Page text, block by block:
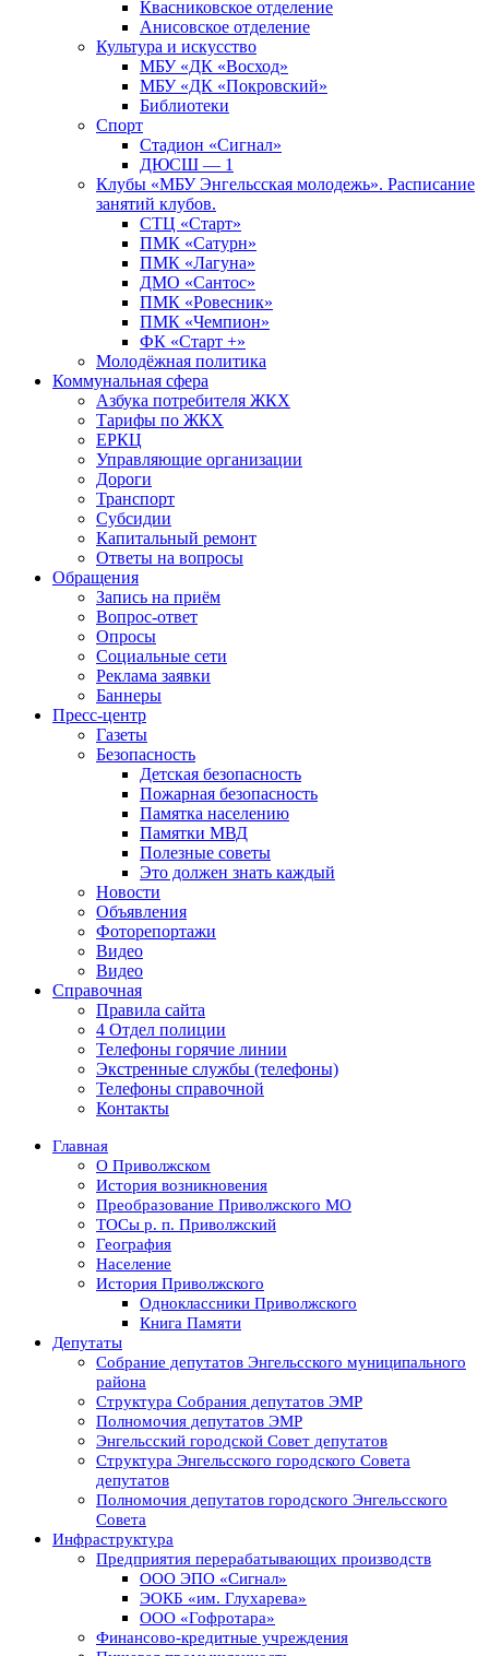
Квасниковское отделение
Анисовское отделение
Культура и искусство
МБУ «ДК «Восход»
МБУ «ДК «Покровский»
Библиотеки
Спорт
Стадион «Сигнал»
ДЮСШ — 1
Клубы «МБУ Энгельсская молодежь». Расписание
занятий клубов.
СТЦ «Старт»
ПМК «Сатурн»
ПМК «Лагуна»
ДМО «Сантос»
ПМК «Ровесник»
ПМК «Чемпион»
ФК «Старт +»
Молодёжная политика
Коммунальная сфера
Азбука потребителя ЖКХ
Тарифы по ЖКХ
ЕРКЦ
Управляющие организации
Дороги
Транспорт
Субсидии
Капитальный ремонт
Ответы на вопросы
Обращения
Запись на приём
Вопрос-ответ
Опросы
Социальные сети
Реклама заявки
Баннеры
Пресс-центр
Газеты
Безопасность
Детская безопасность
Пожарная безопасность
Памятка населению
Памятки МВД
Полезные советы
Это должен знать каждый
Новости
Объявления
Фоторепортажи
Видео
Видео
Справочная
Правила сайта
4 Отдел полиции
Телефоны горячие линии
Экстренные службы (телефоны)
Телефоны справочной
Контакты
Главная
О Приволжском
История возникновения
Преобразование Приволжского МО
ТОСы р. п. Приволжский
География
Население
История Приволжского
Одноклассники Приволжского
Книга Памяти
Депутаты
Собрание депутатов Энгельсского муниципального
района
Структура Собрания депутатов ЭМР
Полномочия депутатов ЭМР
Энгельсский городской Совет депутатов
Структура Энгельсского городского Совета
депутатов
Полномочия депутатов городского Энгельсского
Совета
Инфраструктура
Предприятия перерабатывающих производств
ООО ЭПО «Сигнал»
ЭОКБ «им. Глухарева»
ООО «Гофротара»
Финансово-кредитные учреждения